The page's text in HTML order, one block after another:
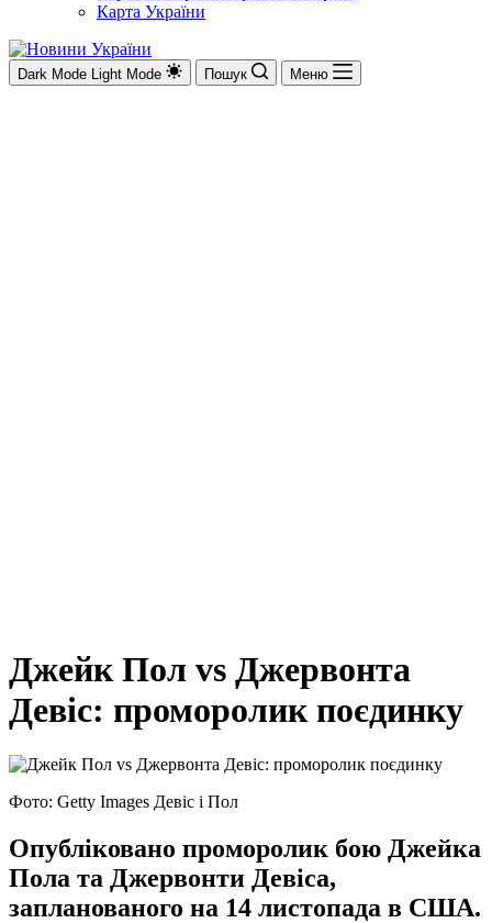
Карта України
Dark Mode Light Mode Пошук Меню
Джейк Пол vs Джервонта
Девіс: проморолик поєдинку
Фото: Getty Images Девіс і Пол
Опубліковано проморолик бою Джейка
Пола та Джервонти Девіса,
запланованого на 14 листопада в США.